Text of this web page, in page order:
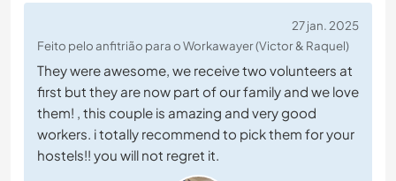
27 jan. 2025
Feito pelo anfitrião para o Workawayer (Victor & Raquel)
They were awesome, we receive two volunteers at
first but they are now part of our family and we love
them! , this couple is amazing and very good
workers. i totally recommend to pick them for your
hostels!! you will not regret it.